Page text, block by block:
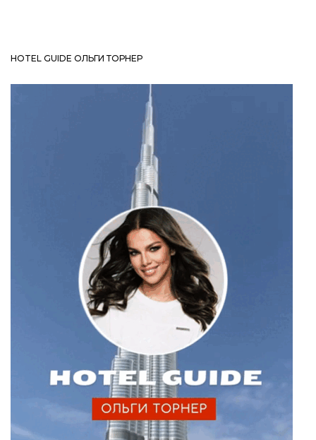
HOTEL GUIDE ОЛЬГИ ТОРНЕР